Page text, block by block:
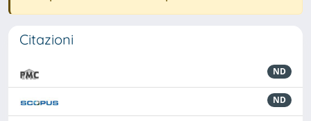
Citazioni
ND
ND